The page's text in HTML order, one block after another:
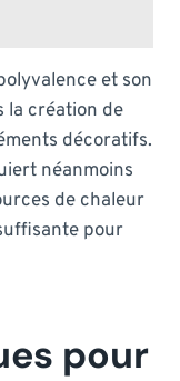
et son
la création de
décoratifs.
néanmoins
de chaleur
pour
pour